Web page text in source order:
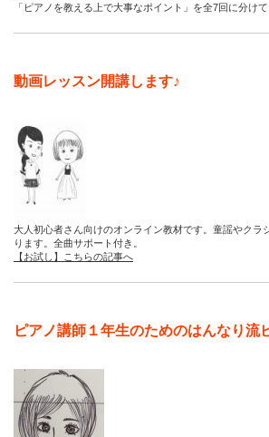
「ピアノを教える上で大事なポイント」を全7回に分け
動画レッスン開講します♪
大人初心者さん向けのオンライン教材です。童謡やクラ
ります。全曲サポート付き。
【お試し】こちらの記事へ
ピアノ講師１年生のためのはんなり流